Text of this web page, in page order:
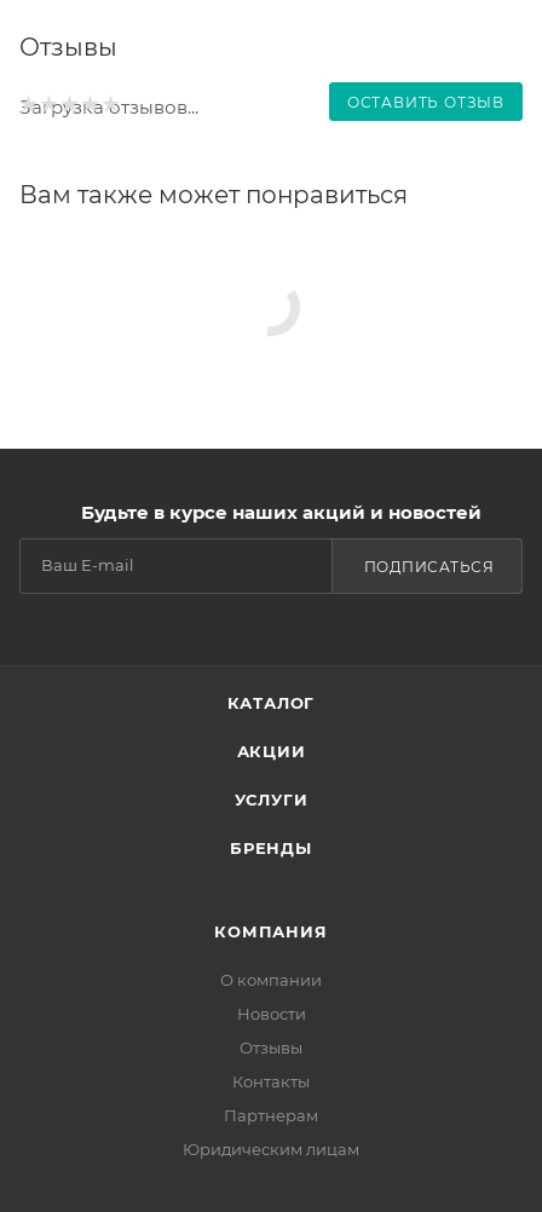
Отзывы
ОСТАВИТЬ ОТЗЫВ
Загрузка отзывов...
Вам также может понравиться
Будьте в курсе наших акций и новостей
ПОДПИСАТЬСЯ
КАТАЛОГ
АКЦИИ
УСЛУГИ
БРЕНДЫ
КОМПАНИЯ
О компании
Новости
Отзывы
Контакты
Партнерам
Юридическим лицам